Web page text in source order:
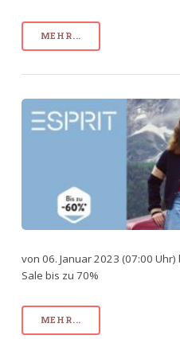
MEHR...
von 06. Januar 2023 (07:00
Sale bis zu 70%
MEHR...